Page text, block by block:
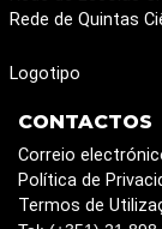
Rede de Quintas
Logotipo
CONTACTOS
Correio
Política de
Termos de